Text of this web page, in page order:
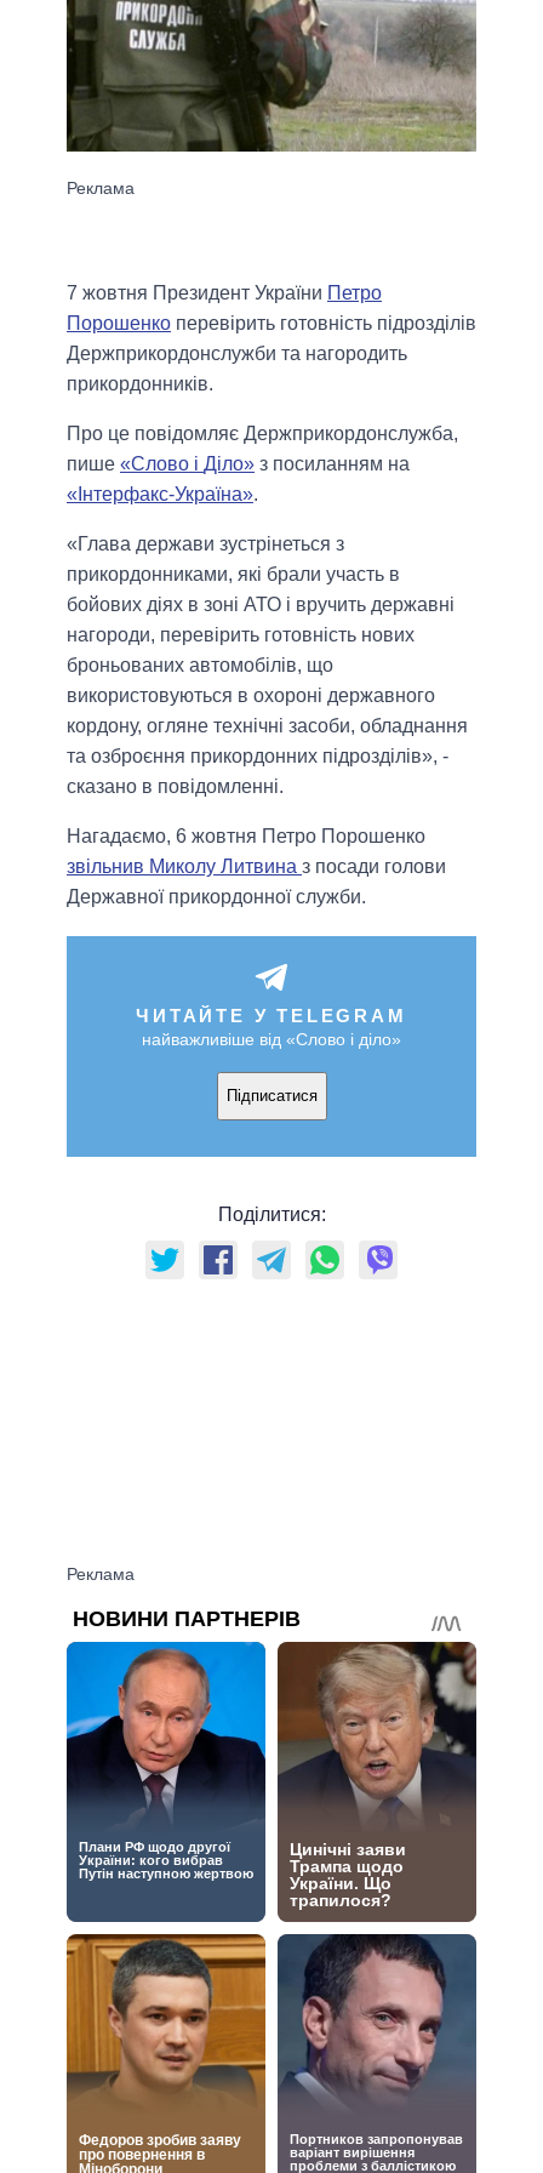
7 жовтня Президент України Петро
Порошенко перевірить готовність підрозділів
Держприкордонслужби та нагородить
прикордонників.
Про це повідомляє Держприкордонслужба,
пише «Слово і Діло» з посиланням на
«Інтерфакс-Україна».
«Глава держави зустрінеться з
прикордонниками, які брали участь в
бойових діях в зоні АТО і вручить державні
нагороди, перевірить готовність нових
броньованих автомобілів, що
використовуються в охороні державного
кордону, огляне технічні засоби, обладнання
та озброєння прикордонних підрозділів», -
сказано в повідомленні.
Нагадаємо, 6 жовтня Петро Порошенко
звільнив Миколу Литвина з посади голови
Державної прикордонної служби.
ЧИТАЙТЕ У TELEGRAM
найважливіше від «Слово і діло»
Підписатися
Поділитися: